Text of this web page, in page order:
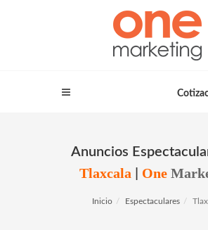
Anuncios
Tlaxcala One
Inicio Espectaculares